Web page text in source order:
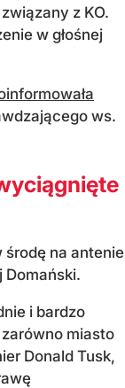
z KO.
w głośnej
ws.
środę na antenie
Domański.
i bardzo
miasto
Donald Tusk,